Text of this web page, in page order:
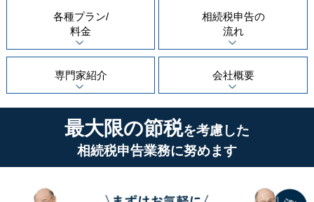
各種プラン/
料金
相続税申告の
流れ
専門家紹介 会社概要
最大限の節税を考慮した
相続税申告業務に努めます